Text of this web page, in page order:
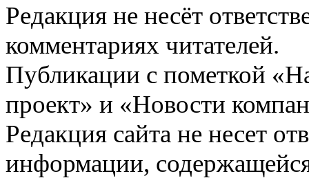
Редакция не несёт
комментариях читателей.
Публикации с пометкой
проект» и «Новости
Редакция сайта не несет
информации,